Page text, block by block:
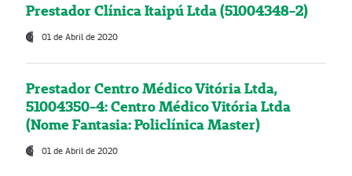
Prestador Clínica Itaipú Ltda (51004348-2)
01 de Abril de 2020
Prestador Centro Médico Vitória Ltda,
51004350-4: Centro Médico Vitória Ltda
(Nome Fantasia: Policlínica Master)
01 de Abril de 2020